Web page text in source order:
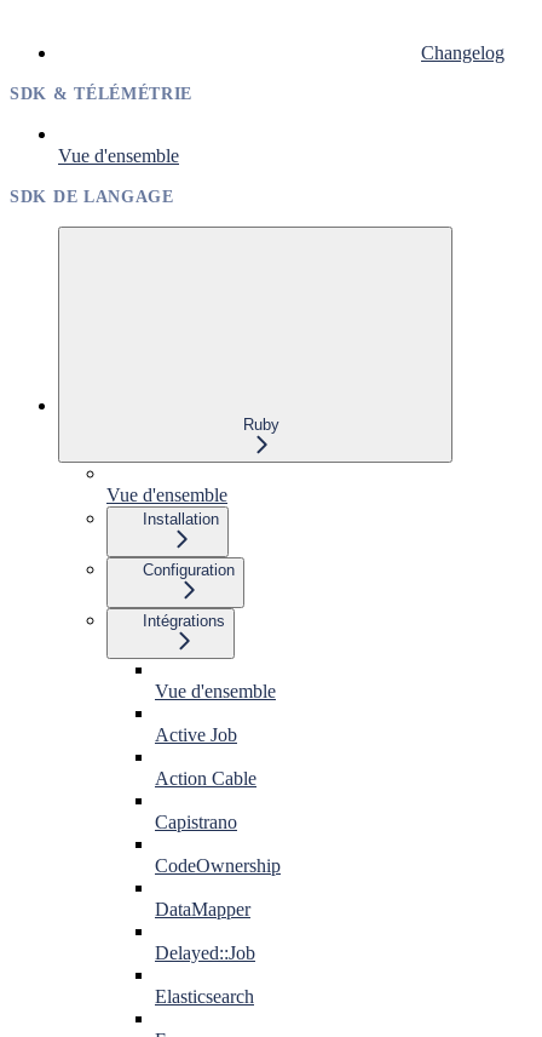
Changelog
SDK & TÉLÉMÉTRIE
Vue d'ensemble
SDK DE LANGAGE
Ruby
Vue d'ensemble
Installation
Configuration
Intégrations
Vue d'ensemble
Active Job
Action Cable
Capistrano
CodeOwnership
DataMapper
Delayed::Job
Elasticsearch